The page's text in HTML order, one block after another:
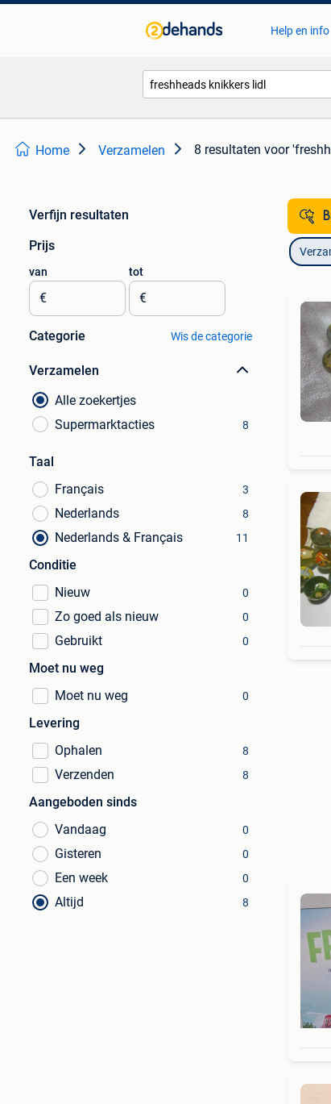
Help en info
Home Verzamelen 8 resultaten voor
Verfijn resultaten
Prijs
van
€
tot
€
Categorie Wis de categorie
Verzamelen
Alle zoekertjes
Supermarktacties
8
Taal
Français
3
Nederlands 8
Nederlands & Français 11
Conditie
Nieuw
0
Zo goed als nieuw 0
Gebruikt 0
Moet nu weg
Moet nu weg
0
Levering
Ophalen
8
Verzenden 8
Aangeboden sinds
Vandaag
0
Gisteren 0
Een week 0
Altijd 8